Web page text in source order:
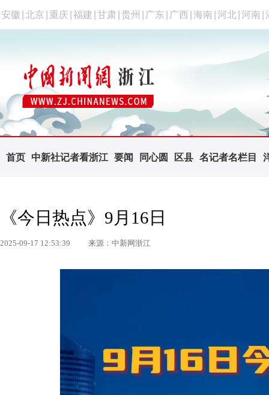
安徽 北京 重庆 福建 甘肃 贵州 广东 广西 海南 河北 河南
首页 中新社记者看浙江 要闻 同心圆 区县 名记者名栏目
《今日热点》9月16日
2025-09-17 12:53:39 来源：中新网浙江